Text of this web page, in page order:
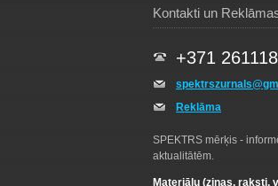
Kontakti un
+371
Reklāma
SPEKTRS mērķis -
aktualitātēm.
Materiālu (ziņas, raksti,